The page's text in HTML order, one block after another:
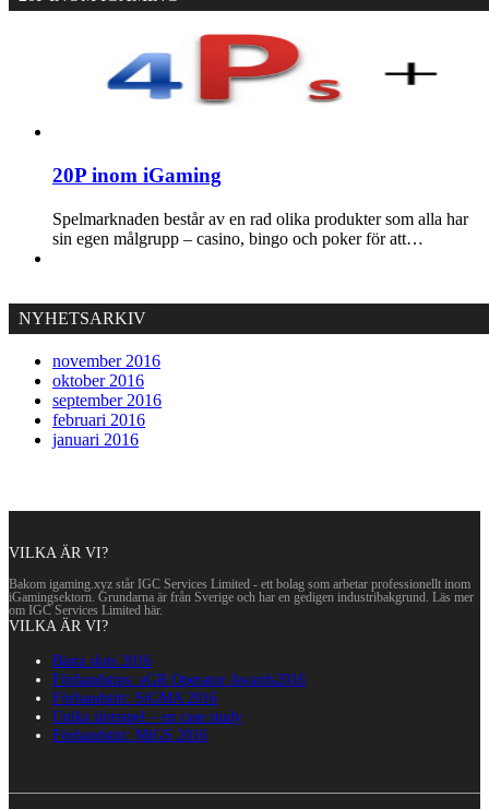
20P inom iGaming
Spelmarknaden består av en rad olika produkter som alla har
sin egen målgrupp – casino, bingo och poker för att…
NYHETSARKIV
november 2016
oktober 2016
september 2016
februari 2016
januari 2016
VILKA ÄR VI?
Bakom igaming.xyz står IGC Services Limited - ett bolag som arbetar professionellt inom
iGamingsektorn. Grundarna är från Sverige och har en gedigen industribakgrund. Läs mer
om IGC Services Limited här.
VILKA ÄR VI?
Bästa slots 2016
Förhandstips: eGR Operator Awards2016
Förhandstitt: SiGMA 2016
Unika slotsspel – en case study
Förhandstitt: MiGS 2016